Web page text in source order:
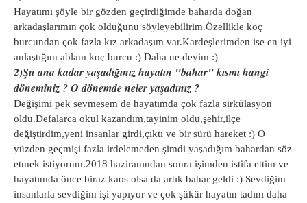
Hayatımı şöyle bir gözden geçirdiğimde baharda doğan
arkadaşlarımın çok olduğunu söyleyebilirim.Özellikle koç
burcundan çok fazla kız arkadaşım var.Kardeşlerimden ise en iyi
anlaştığım ablam koç burcu :) Daha ne deyim :)
2)Şu ana kadar yaşadığınız hayatın "bahar" kısmı hangi
döneminiz ? O dönemde neler yaşadınız ?
Değişimi pek sevmesem de hayatımda çok fazla sirkülasyon
oldu.Defalarca okul kazandım,tayinim oldu,şehir,ilçe
değiştirdim,yeni insanlar girdi,çıktı ve bir sürü hareket :) O
yüzden geçmişi fazla irdelemeden şimdi yaşadığım bahardan söz
etmek istiyorum.2018 haziranından sonra işimden istifa ettim ve
hayatımda önce biraz kaos olsa da artık bahar geldi :) Sevdiğim
insanlarla sevdiğim işi yapıyor ve çok şükür hayatın tadını daha